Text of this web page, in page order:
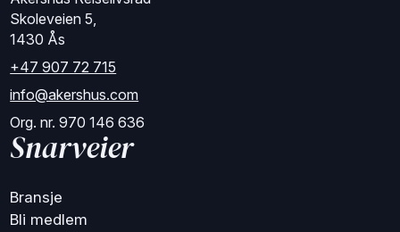
Skoleveien 5,
1430 Ås
+47 907 72 715
info@akershus.com
Org. nr. 970 146 636
Snarveier
Bransje
Bli medlem